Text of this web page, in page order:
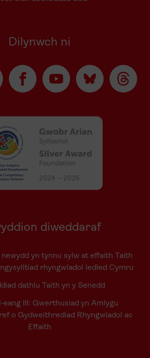
Dilynwch ni
diweddaraf
newydd yn tynnu sylw at effaith Taith
rhyngwladol ledled Cymru
dathlu Taith yn y Senedd
eang III: Gwerthusiad yn Amlygu
o Gydweithrediad Rhyngwladol ac
Effaith